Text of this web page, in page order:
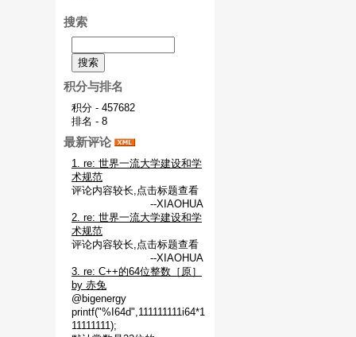
搜索
积分与排名
积分 - 457682
排名 - 8
最新评论
1. re: 世界一流大学建设和学
术规范
评论内容较长,点击标题查看
--XIAOHUA
2. re: 世界一流大学建设和学
术规范
评论内容较长,点击标题查看
--XIAOHUA
3. re: C++的64位整数［原］
by 赤兔
@bigenergy
printf("%I64d",111111111i64*1
11111111);